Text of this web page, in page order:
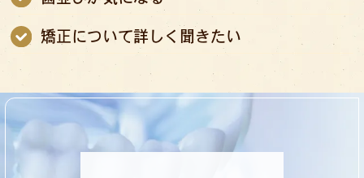
矯正について詳しく聞きたい